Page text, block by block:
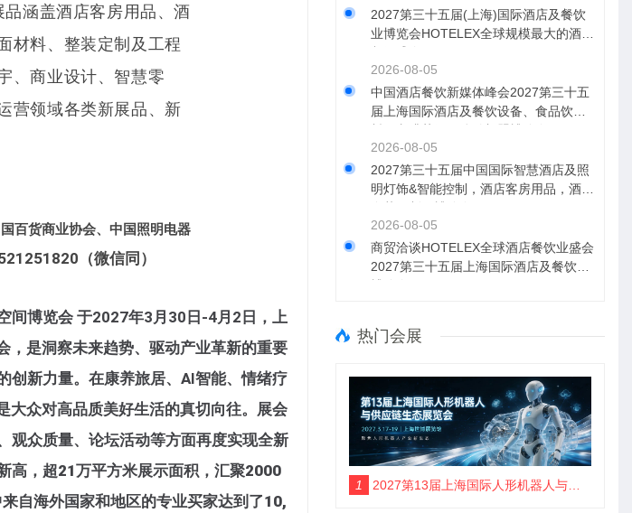
品涵盖酒店客房用品、酒
材料、整装定制及工程
、商业设计、智慧零
营领域各类新展品、新
百货商业协会、中国照明电器
（微信同）
间博览会 于2027年3月30日-4月2日，上
是洞察未来趋势、驱动产业革新的重要
创新力量。在康养旅居、AI智能、情绪疗
大众对高品质美好生活的真切向往。展会
观众质量、论坛活动等方面再度实现全新
高，超21万平方米展示面积，汇聚2000
自海外国家和地区的专业买家达到了10,
2027第三十五届(上海)国际酒店及餐饮
业博览会HOTELEX全球规模最大的酒店
2026-08-05
中国酒店餐饮新媒体峰会2027第三十五
届上海国际酒店及餐饮设备、食品饮
EX
2026-08-05
2027第三十五届中国国际智慧酒店及照
明灯饰&智能控制，酒店客房用品，酒店
2026-08-05
商贸洽谈HOTELEX全球酒店餐饮业盛会
2027第三十五届上海国际酒店及餐饮业
热门会展
1 2027第13届上海国际人形机器人与供应链生态展览会暨峰会